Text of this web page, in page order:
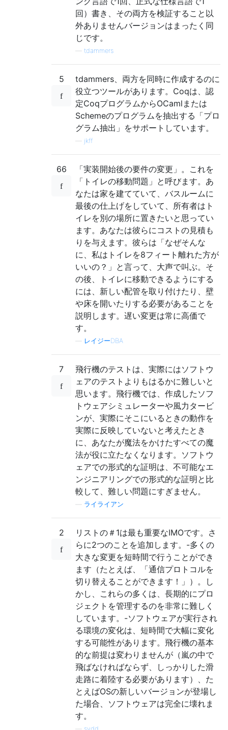
回）書き、その両方を検証すること以
外ありませんバージョンはまったく同
じです。
tdammers
5
tdammers、両方を同時に作成するのに
役立つツールがあります。Coqは、認
定CoqプログラムからOCamlまたは
Schemeのプログラムを抽出する「プロ
グラム抽出」をサポートしています。
jkff
66
「実装開始後の要件の変更」。これを
「トイレの移動問題」と呼びます。あ
なたは家を建てていて、バスルームに
最後の仕上げをしていて、所有者はト
イレを別の場所に置きたいと思ってい
ます。あなたは彼らにコストの見積も
りを与えます。彼らは「なぜそんな
に、私はトイレを8フィート離れた方が
いいの？」と言って、大声で叫ぶ。そ
の後、トイレに移動できるようにする
には、新しい配管を取り付けたり、壁
や床を開いたりする必要があることを
説明します。遅い変更は常に高価で
す。
レイジーDBA
7
飛行機のテストは、実際にはソフトウ
ェアのテストよりもはるかに難しいと
思います。飛行機では、作成したソフ
トウェアシミュレーターや風力タービ
ンが、実際にそこにいるときの動作を
実際に反映していないと考えたとき
に、あなたが魔法をかけたすべての魔
法が役に立たなくなります。ソフトウ
ェアでの形式的な証明は、不可能なエ
ンジニアリングでの形式的な証明と比
較して、難しい問題にすぎません。
ライライアン
2
リストの＃1は最も重要なIMOです。さ
らに2つのことを追加します。-多くの
大きな変更を短時間で行うことができ
ます（たとえば、「通信プロトコルを
切り替えることができます！」）。し
かし、これらの多くは、長期的にプロ
ジェクトを管理するのを非常に難しく
しています。-ソフトウェアが実行され
る環境の変化は、短時間で大幅に変化
する可能性があります。飛行機の基本
的な前提は変わりませんが（嵐の中で
飛ばなければならず、しっかりした滑
走路に着陸する必要があります）、た
とえばOSの新しいバージョンが登場し
た場合、ソフトウェアは完全に壊れま
す。